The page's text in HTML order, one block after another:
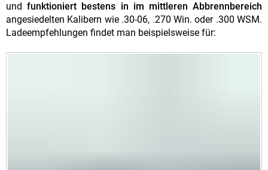
undfunktioniert bestens in im mittleren Abbrennbereich
angesiedelten Kalibern wie .30-06, .270 Win. oder .300 WSM.
Ladeempfehlungen findet man beispielsweise für: